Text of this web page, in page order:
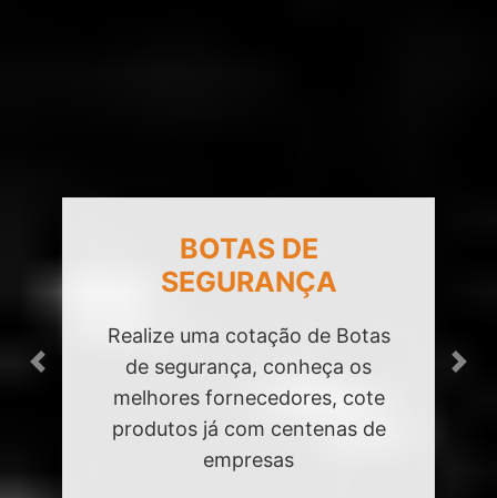
BOTAS DE
SEGURANÇA
Realize uma cotação de Botas
de segurança, conheça os
melhores fornecedores, cote
produtos já com centenas de
empresas
Previous Next